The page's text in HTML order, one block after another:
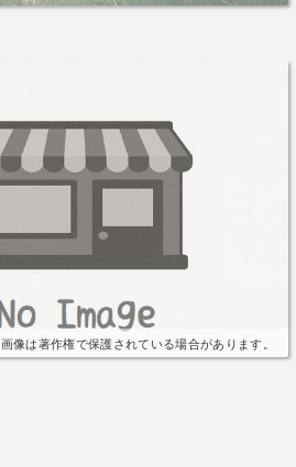
画像は著作権で保護されている場合があります。